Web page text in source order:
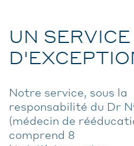
UN SERVICE
Notre service, sous la
responsabilité du Dr
(médecin de
comprend 8